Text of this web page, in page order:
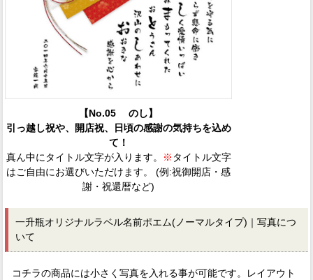
【No.05 のし】
引っ越し祝や、開店祝、日頃の感謝の気持ちを込め
て！
真ん中にタイトル文字が入ります。
※ タイトル文字
はご自由にお選びいただけます。 (例:祝御開店・感
謝・祝還暦など)
一升瓶オリジナルラベル名前ポエム(ノーマルタイプ)｜写真につ
いて
コチラの商品には小さく写真を入れる事が可能です。レイアウト